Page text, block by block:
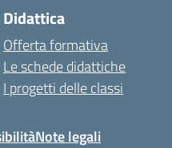
Didattica
Offerta formativa
Le schede didattiche
I progetti delle classi
Note legali